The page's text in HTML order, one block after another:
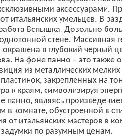
аксессуарами.
итальянских умельцев. В
Вспышка. Довольно
стене. Массивная
в глубокий черный
На фоне панно – это также
из металлических
закрепленных на
к краям, символизируя
панно, являясь
в комнате, обустроенной в
от итальянских мастеров в
задумки по разумным ценам.